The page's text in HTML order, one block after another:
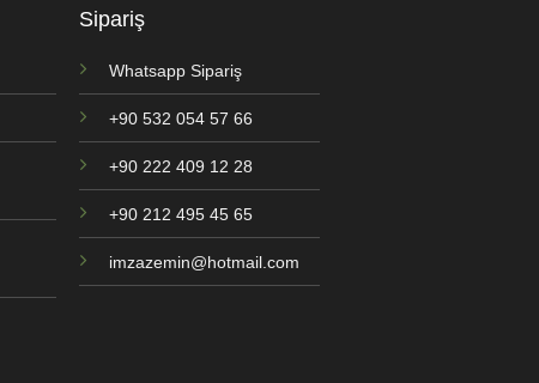
Sipariş
Whatsapp Sipariş
+90 532 054 57 66
+90 222 409 12 28
+90 212 495 45 65
imzazemin@hotmail.com